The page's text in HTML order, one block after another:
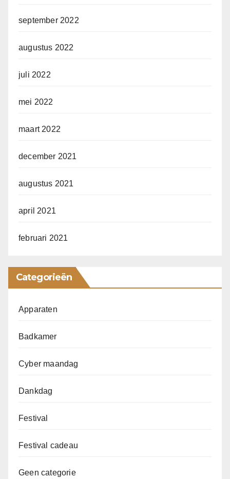
september 2022
augustus 2022
juli 2022
mei 2022
maart 2022
december 2021
augustus 2021
april 2021
februari 2021
Categorieën
Apparaten
Badkamer
Cyber maandag
Dankdag
Festival
Festival cadeau
Geen categorie